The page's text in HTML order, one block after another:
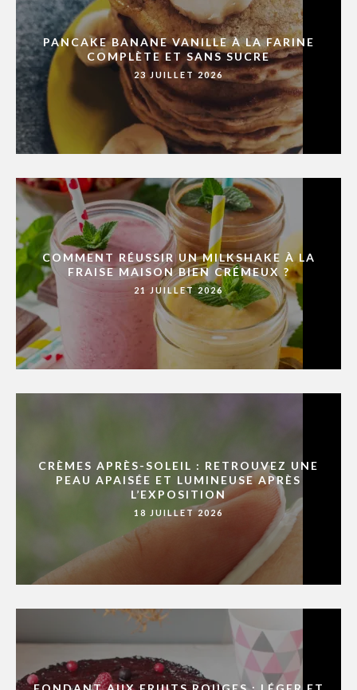
PANCAKE BANANE VANILLE À LA FARINE
COMPLÈTE ET SANS SUCRE
23 JUILLET 2026
COMMENT RÉUSSIR UN MILKSHAKE À LA
FRAISE MAISON BIEN CRÉMEUX ?
21 JUILLET 2026
CRÈMES APRÈS-SOLEIL : RETROUVEZ UNE
PEAU APAISÉE ET LUMINEUSE APRÈS
L’EXPOSITION
18 JUILLET 2026